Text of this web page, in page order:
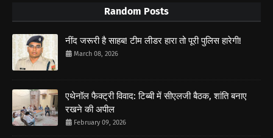
Random Posts
नींद जरूरी है साहब! टीम लीडर हारा तो पूरी पुलिस हारेगी!
March 08, 2026
एथेनॉल फैक्ट्री विवाद: टिब्बी में सीएलजी बैठक, शांति बनाए
रखने की अपील
February 09, 2026